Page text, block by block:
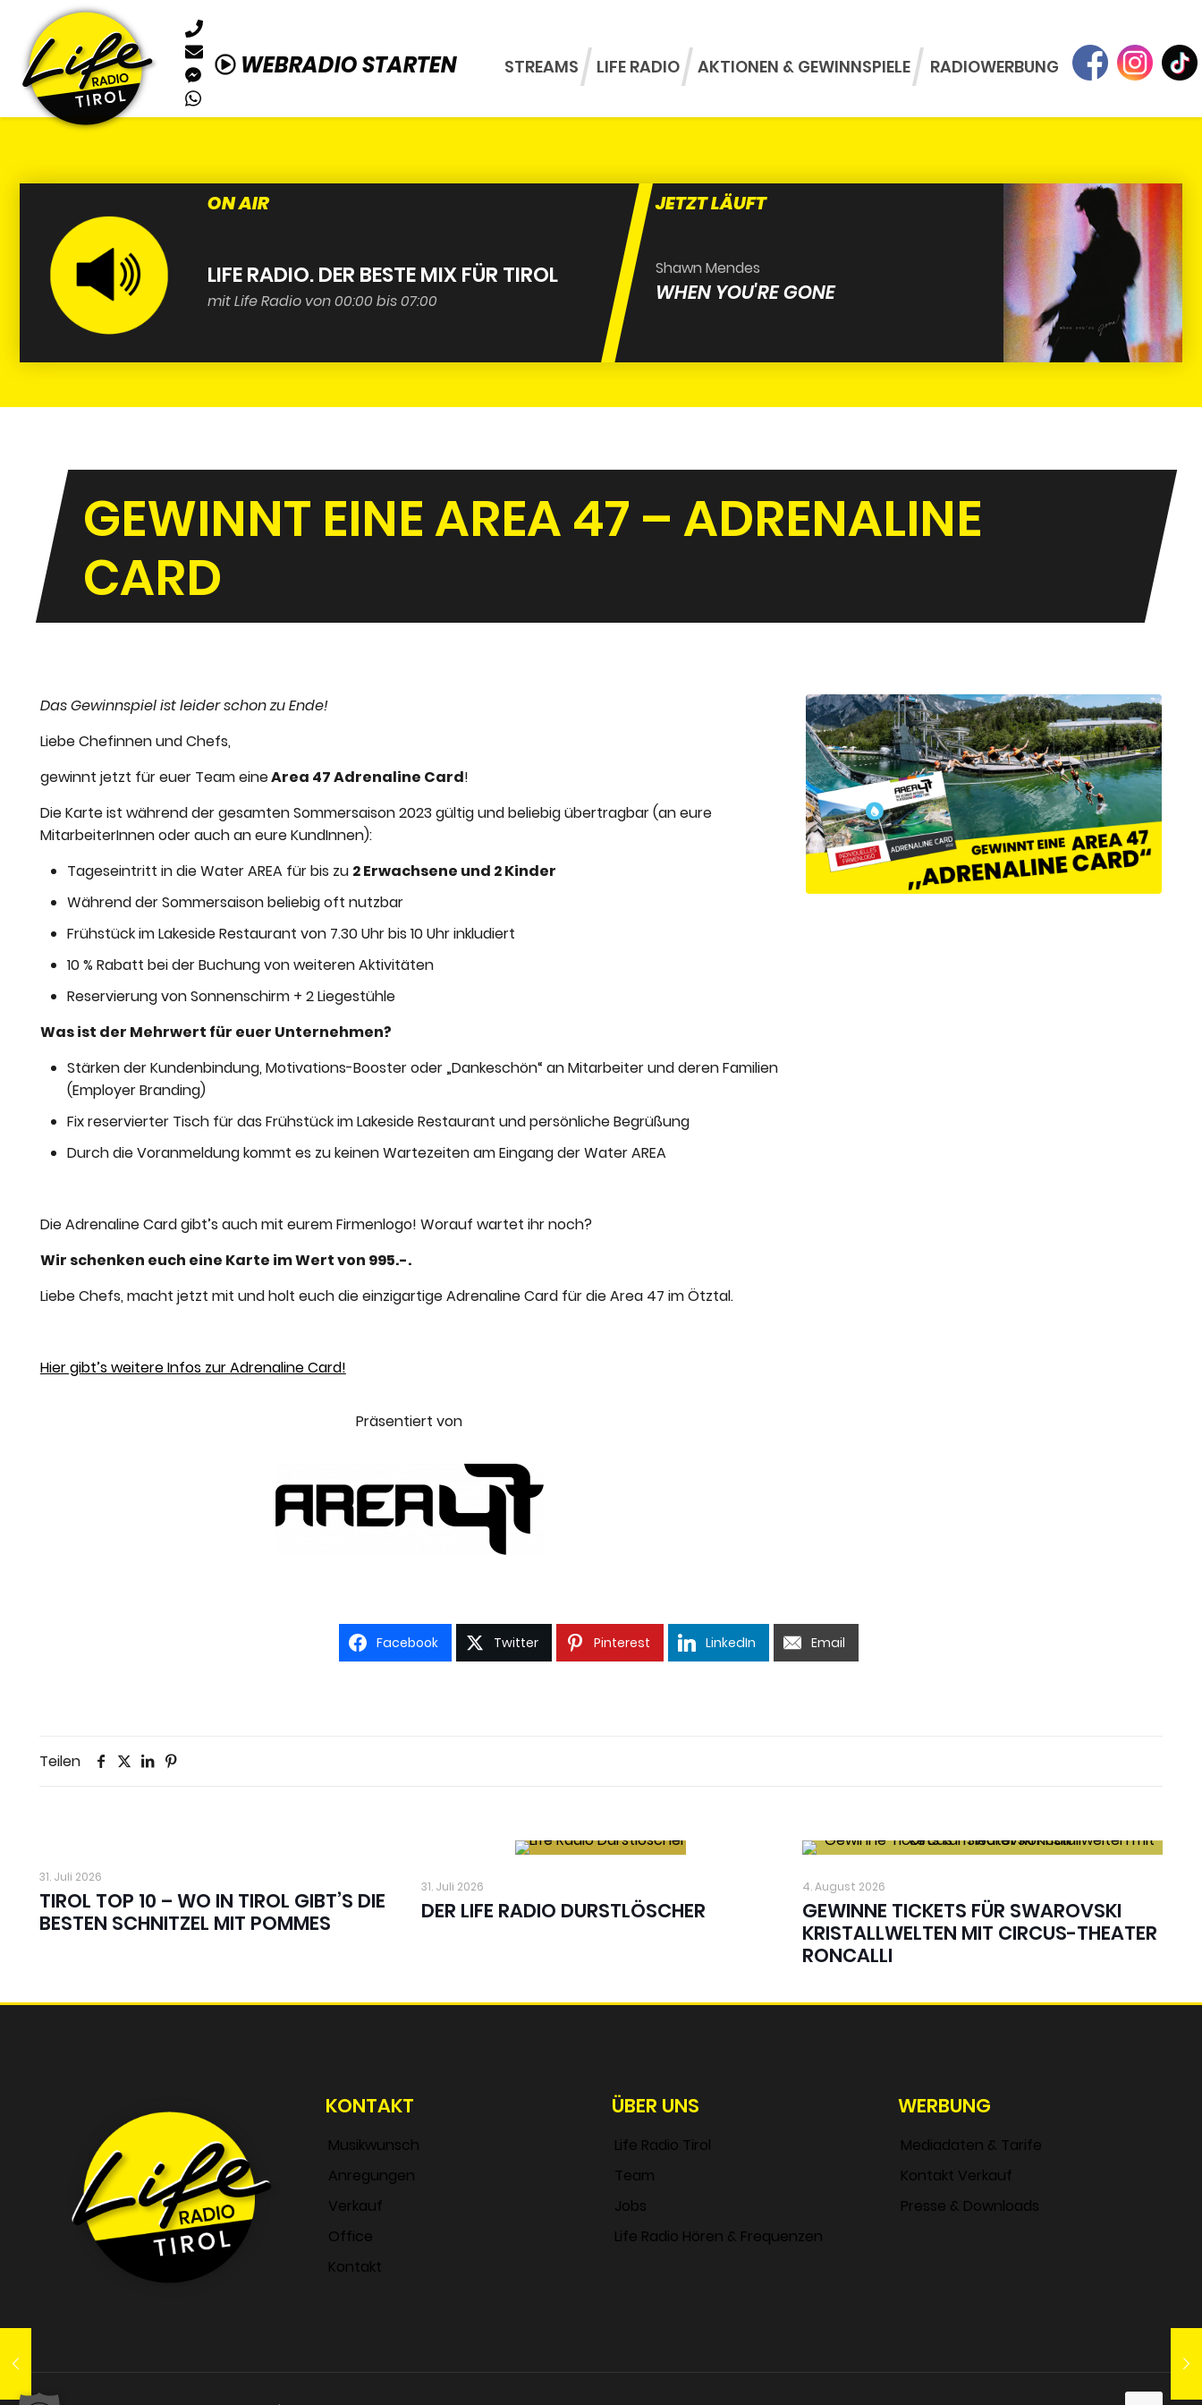
WEBRADIO STARTEN STREAMS LIFE RADIO AKTIONEN & GEWINNSPIELE RADIOWERBUNG
ON AIR
LIFE RADIO. DER BESTE MIX FÜR TIROL
mit Life Radio von 00:00 bis 07:00
JETZT LÄUFT
Shawn Mendes
WHEN YOU'RE GONE
GEWINNT EINE AREA 47 – ADRENALINE
CARD
Das Gewinnspiel ist leider schon zu Ende!
Liebe Chefinnen und Chefs,
gewinnt jetzt für euer Team eineArea 47 Adrenaline Card!
Die Karte ist während der gesamten Sommersaison 2023 gültig und beliebig übertragbar (an eure
MitarbeiterInnen oder auch an eure KundInnen):
Tageseintritt in die Water AREA für bis zu 2 Erwachsene und 2 Kinder
Während der Sommersaison beliebig oft nutzbar
Frühstück im Lakeside Restaurant von 7.30 Uhr bis 10 Uhr inkludiert
10 % Rabatt bei der Buchung von weiteren Aktivitäten
Reservierung von Sonnenschirm + 2 Liegestühle
Was ist der Mehrwert für euer Unternehmen?
Stärken der Kundenbindung, Motivations-Booster oder „Dankeschön“ an Mitarbeiter und deren Familien
(Employer Branding)
Fix reservierter Tisch für das Frühstück im Lakeside Restaurant und persönliche Begrüßung
Durch die Voranmeldung kommt es zu keinen Wartezeiten am Eingang der Water AREA
Die Adrenaline Card gibt’s auch mit eurem Firmenlogo! Worauf wartet ihr noch?
Wir schenken euch eine Karte im Wert von 995.-.
Liebe Chefs, macht jetzt mit und holt euch die einzigartige Adrenaline Card für die Area 47 im Ötztal.
Hier gibt’s weitere Infos zur Adrenaline Card!
Präsentiert von
Facebook Twitter Pinterest LinkedIn Email
Teilen
31. Juli 2026
TIROL TOP 10 – WO IN TIROL GIBT’S DIE
BESTEN SCHNITZEL MIT POMMES
31. Juli 2026
DER LIFE RADIO DURSTLÖSCHER
4. August 2026
GEWINNE TICKETS FÜR SWAROVSKI
KRISTALLWELTEN MIT CIRCUS-THEATER
RONCALLI
KONTAKT
Musikwunsch
Anregungen
Verkauf
Office
Kontakt
ÜBER UNS
Life Radio Tirol
Team
Jobs
Life Radio Hören & Frequenzen
WERBUNG
Mediadaten & Tarife
Kontakt Verkauf
Presse & Downloads